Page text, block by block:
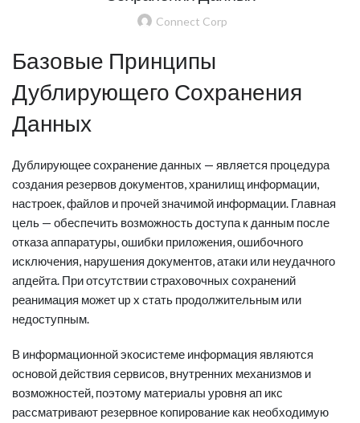
Connect Corp
Базовые Принципы
Дублирующего Сохранения
Данных
Дублирующее сохранение данных — является процедура
создания резервов документов, хранилищ информации,
настроек, файлов и прочей значимой информации. Главная
цель — обеспечить возможность доступа к данным после
отказа аппаратуры, ошибки приложения, ошибочного
исключения, нарушения документов, атаки или неудачного
апдейта. При отсутствии страховочных сохранений
реанимация может up x стать продолжительным или
недоступным.
В информационной экосистеме информация являются
основой действия сервисов, внутренних механизмов и
возможностей, поэтому материалы уровня ап икс
рассматривают резервное копирование как необходимую